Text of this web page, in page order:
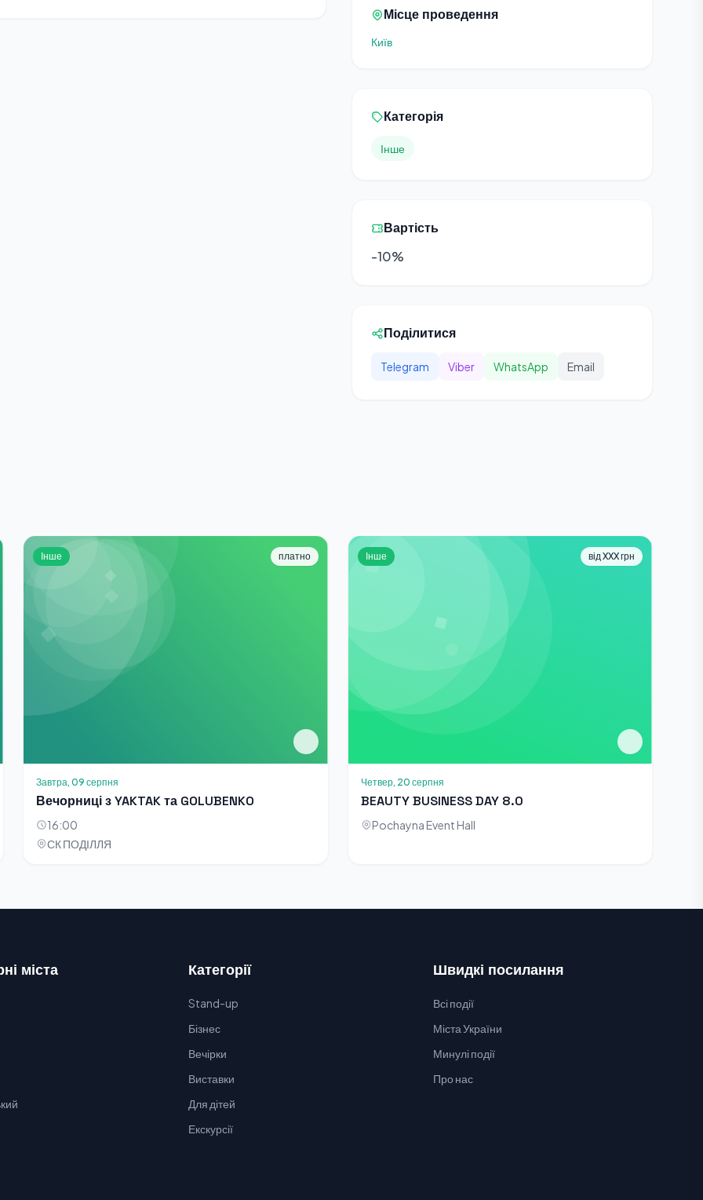
Місце проведення
Київ
Категорія
Інше
Вартість
-10%
Поділитися
Telegram Viber WhatsApp Email
Інше платно
Завтра, 09 серпня
Вечорниці з YAKTAK та GOLUBENKO
16:00
СК ПОДІЛЛЯ
Інше від XXX грн
Четвер, 20 серпня
BEAUTY BUSINESS DAY 8.0
Pochayna Event Hall
міста Категорії
Stand-up
Бізнес
Вечірки
Виставки
Для дітей
Екскурсії
Швидкі посилання
Всі події
Міста України
Минулі події
Про нас